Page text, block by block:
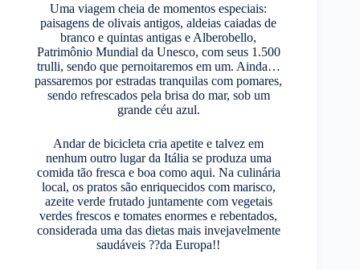
Uma viagem cheia de momentos especiais:
paisagens de olivais antigos, aldeias caiadas de
branco e quintas antigas e Alberobello,
Patrimônio Mundial da Unesco, com seus 1.500
trulli, sendo que pernoitaremos em um. Ainda…
passaremos por estradas tranquilas com pomares,
sendo refrescados pela brisa do mar, sob um
grande céu azul.
Andar de bicicleta cria apetite e talvez em
nenhum outro lugar da Itália se produza uma
comida tão fresca e boa como aqui. Na culinária
local, os pratos são enriquecidos com marisco,
azeite verde frutado juntamente com vegetais
verdes frescos e tomates enormes e rebentados,
considerada uma das dietas mais invejavelmente
saudáveis ??da Europa!!